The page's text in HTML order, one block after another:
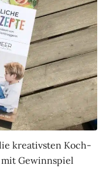
kreativsten Koch-
Gewinnspiel